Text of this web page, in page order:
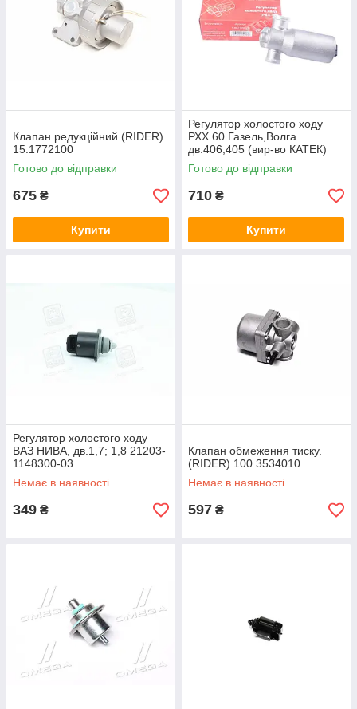
Клапан редукційний (RIDER)
15.1772100
Готово до відправки
675 ₴
Купити
Регулятор холостого ходу
РХХ 60 Газель,Волга
дв.406,405 (вир-во КАТЕК)
406.1147051-02
Готово до відправки
710 ₴
Купити
Регулятор холостого ходу
ВАЗ НИВА, дв.1,7; 1,8 21203-
1148300-03
Немає в наявності
349 ₴
Клапан обмеження тиску.
(RIDER) 100.3534010
Немає в наявності
597 ₴